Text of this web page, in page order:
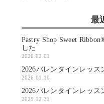
最
Pastry Shop Sweet
した
2026.02.01
2026バレンタインレッス
2026.01.10
2026バレンタインレッス
2025.12.31